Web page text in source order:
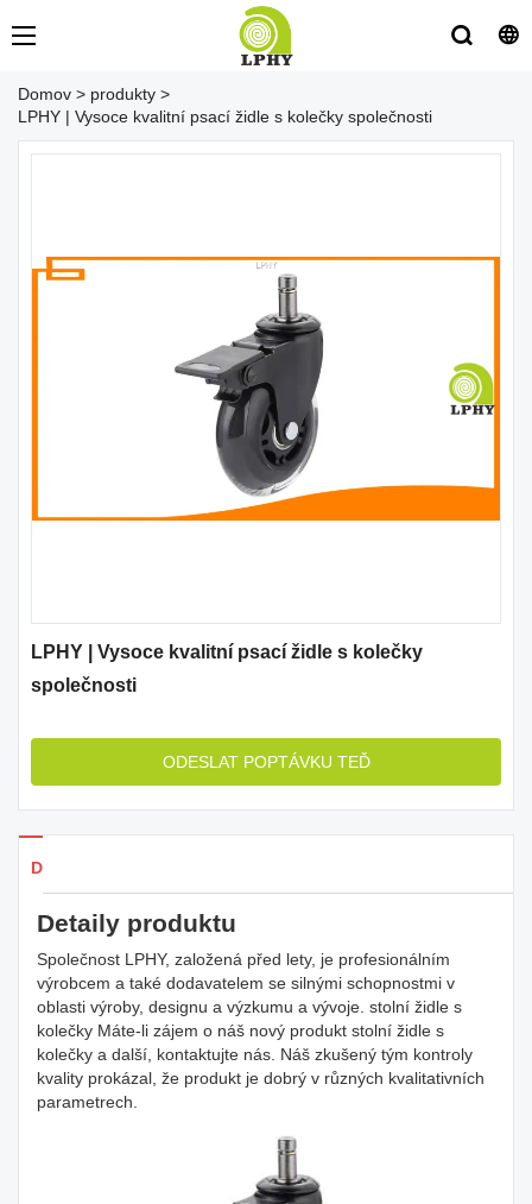
Domov > produkty >
LPHY | Vysoce kvalitní psací židle s kolečky společnosti
LPHY | Vysoce kvalitní psací židle s kolečky
společnosti
ODESLAT POPTÁVKU TEĎ
Detaily produkty
Detaily produktu
Společnost LPHY, založená před lety, je profesionálním
výrobcem a také dodavatelem se silnými schopnostmi v
oblasti výroby, designu a výzkumu a vývoje. stolní židle s
kolečky Máte-li zájem o náš nový produkt stolní židle s
kolečky a další, kontaktujte nás. Náš zkušený tým kontroly
kvality prokázal, že produkt je dobrý v různých kvalitativních
parametrech.